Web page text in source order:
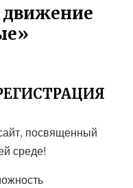
движение
посвященный
среде!